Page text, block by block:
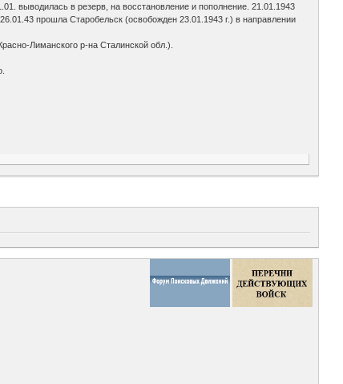
выводилась в резерв, на восстановление и пополнение. 21.01.1943
прошла Старобельск (освобожден 23.01.1943 г.) в направлении
Лиманского р-на Сталинской обл.).